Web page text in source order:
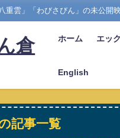
重雲」「わびさびん」の未公開
倉
ホーム エッ
English
記事一覧